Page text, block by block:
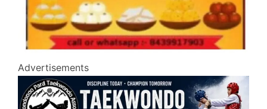
Advertisements